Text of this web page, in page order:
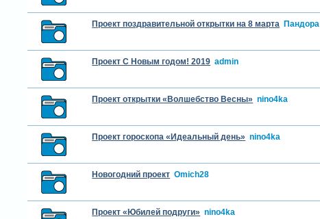
Проект поздравительной открытки на 8 марта Пандора
Проект С Новым годом! 2019 admin
Проект открытки «Волшебство Весны» nino4ka
Проект гороскопа «Идеальный день» nino4ka
Новогодний проект Omich28
Проект «Юбилей подруги» nino4ka